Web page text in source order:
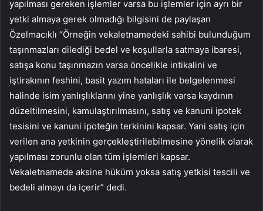
yapılması gereken işlemler varsa bu işlemler için ayrı bir
yetki almaya gerek olmadığı bilgisini de paylaşan
Özelmacıklı “Örneğin vekaletnamedeki sahibi bulunduğum
taşınmazları dilediği bedel ve koşullarla satmaya ibaresi,
satışa konu taşınmazın varsa öncelikle intikalini ve
iştirakının feshini, basit yazım hataları ile belgelenmesi
halinde isim yanlışlıklarını yine yanlışlık varsa kaydının
düzeltilmesini, kamulaştırılmasını, satış ve kanuni ipotek
tesisini ve kanuni ipoteğin terkinini kapsar. Yani satış için
verilen ana yetkinin gerçekleştirilebilmesine yönelik olarak
yapılması zorunlu olan tüm işlemleri kapsar.
Vekaletnamede aksine hüküm yoksa satış yetkisi tescili ve
bedeli almayı da içerir” dedi.